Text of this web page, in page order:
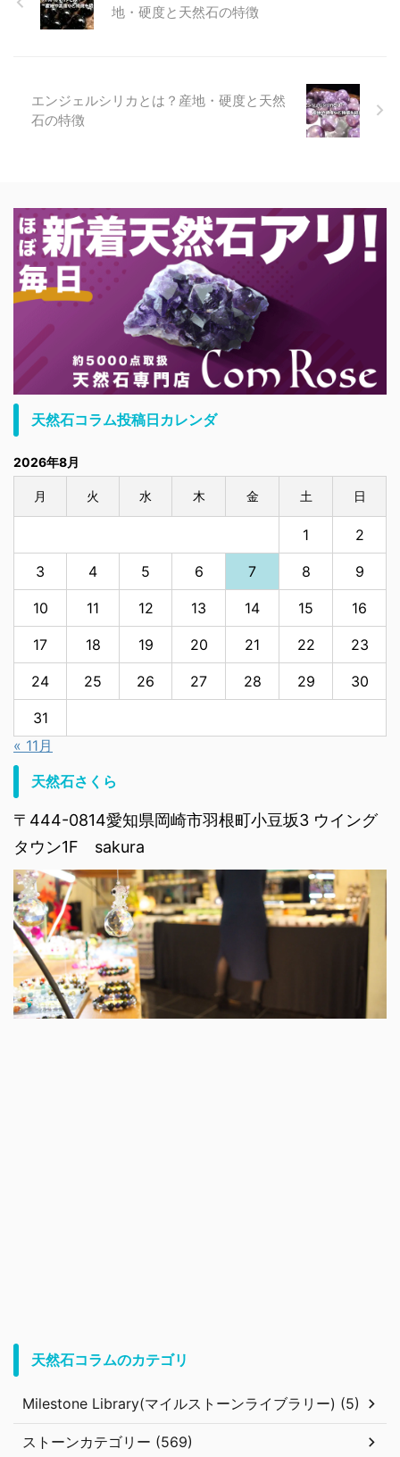
地・硬度と天然石の特徴
エンジェルシリカとは？産地・硬度と天然
石の特徴
天然石コラム投稿日カレンダ
2026年8月
月 火 水 木 金 土 日
1 2
3 4 5 6 7 8 9
10 11 12 13 14 15 16
17 18 19 20 21 22 23
24 25 26 27 28 29 30
31
« 11月
天然石さくら
〒444-0814愛知県岡崎市羽根町小豆坂3 ウイング
タウン1F sakura
天然石コラムのカテゴリ
Milestone Library(マイルストーンライブラリー) (5)
ストーンカテゴリー (569)